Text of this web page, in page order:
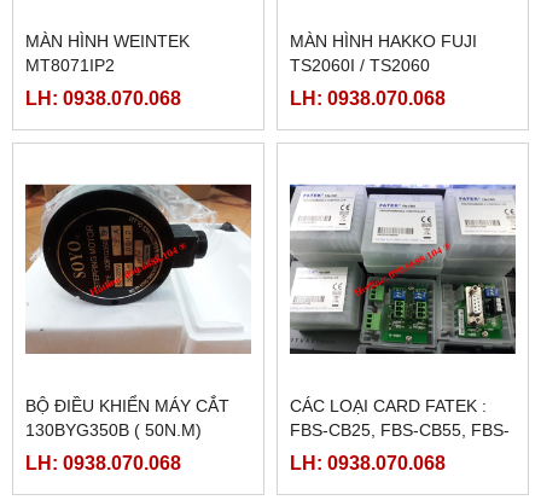
MÀN HÌNH WEINTEK
MT8071IP2
LH: 0938.070.068
MÀN HÌNH HAKKO FUJI
TS2060I / TS2060
LH: 0938.070.068
BỘ ĐIỀU KHIỂN MÁY CẮT
130BYG350B ( 50N.M)
LH: 0938.070.068
CÁC LOẠI CARD FATEK :
FBS-CB25, FBS-CB55, FBS-
CB2, FBS-CB5
LH: 0938.070.068